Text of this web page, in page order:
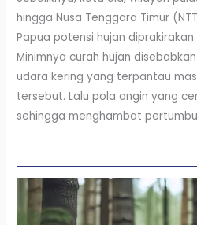
hingga Nusa Tenggara Timur
Papua potensi hujan diprakirakan
Minimnya curah hujan
udara kering yang terpantau
tersebut. Lalu pola angin yang
sehingga menghambat